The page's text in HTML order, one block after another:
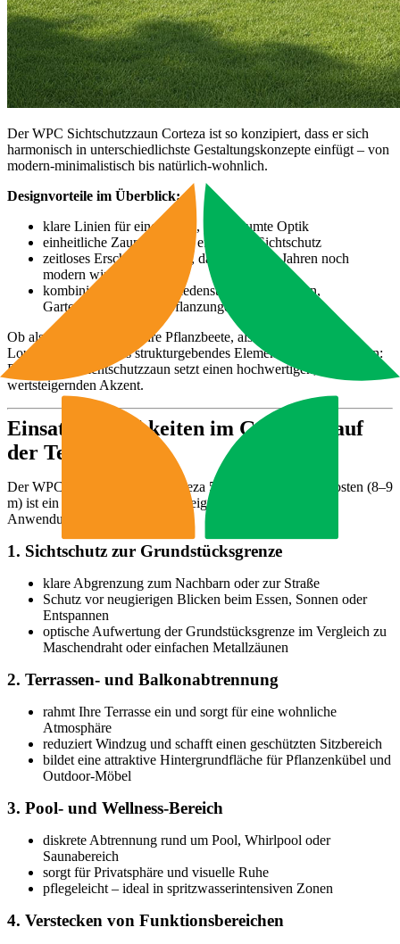
Der WPC Sichtschutzzaun Corteza ist so konzipiert, dass er sich
harmonisch in unterschiedlichste Gestaltungskonzepte einfügt – von
modern-minimalistisch bis natürlich-wohnlich.
Designvorteile im Überblick:
klare Linien für eine ruhige, aufgeräumte Optik
einheitliche Zaunfläche für effektiven Sichtschutz
zeitloses Erscheinungsbild, das auch nach Jahren noch
modern wirkt
kombinierbar mit verschiedensten Bodenbelägen,
Gartenmöbeln und Bepflanzungen
Ob als Hintergrund für Ihre Pflanzbeete, als Rahmen für eine
Lounge-Ecke oder als strukturgebendes Element im Gesamtgarten:
Der Corteza Sichtschutzzaun setzt einen hochwertigen,
wertsteigernden Akzent.
Einsatzmöglichkeiten im Garten & auf
der Terrasse
Der WPC Sichtschutzzaun Corteza 5x Zaunelement 6x Pfosten (8–9
m) ist ein echtes Multitalent und eignet sich für zahlreiche
Anwendungen:
1. Sichtschutz zur Grundstücksgrenze
klare Abgrenzung zum Nachbarn oder zur Straße
Schutz vor neugierigen Blicken beim Essen, Sonnen oder
Entspannen
optische Aufwertung der Grundstücksgrenze im Vergleich zu
Maschendraht oder einfachen Metallzäunen
2. Terrassen- und Balkonabtrennung
rahmt Ihre Terrasse ein und sorgt für eine wohnliche
Atmosphäre
reduziert Windzug und schafft einen geschützten Sitzbereich
bildet eine attraktive Hintergrundfläche für Pflanzenkübel und
Outdoor-Möbel
3. Pool- und Wellness-Bereich
diskrete Abtrennung rund um Pool, Whirlpool oder
Saunabereich
sorgt für Privatsphäre und visuelle Ruhe
pflegeleicht – ideal in spritzwasserintensiven Zonen
4. Verstecken von Funktionsbereichen